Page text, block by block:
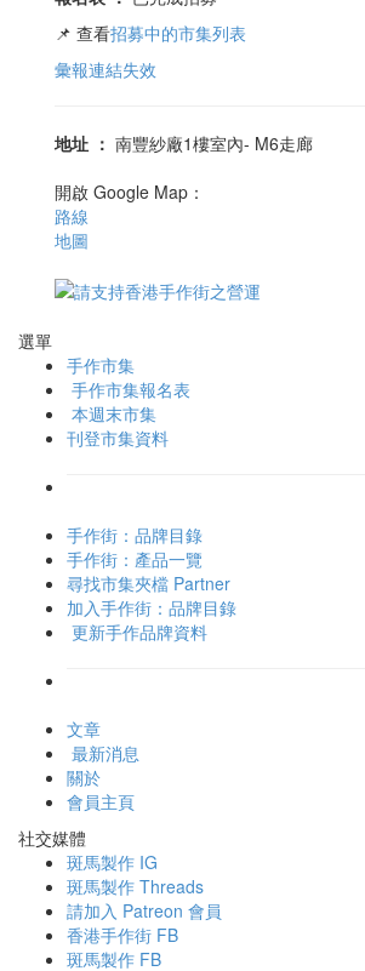
📌 查看招募中的市集列表
彙報連結失效
地址 ： 南豐紗廠1樓室內- M6走廊
開啟 Google Map：
路線
地圖
選單
手作市集
手作市集報名表
本週末市集
刊登市集資料
手作街：品牌目錄
手作街：產品一覽
尋找市集夾檔 Partner
加入手作街：品牌目錄
更新手作品牌資料
文章
最新消息
關於
會員主頁
社交媒體
斑馬製作 IG
斑馬製作 Threads
請加入 Patreon 會員
香港手作街 FB
斑馬製作 FB